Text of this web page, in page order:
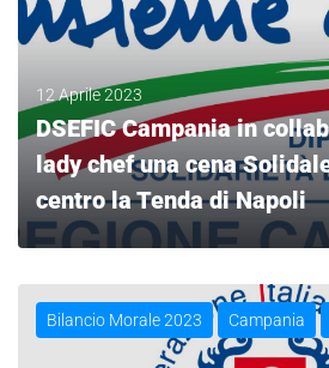
12 Aprile 2023
DSEFIC Campania in
lady chef una cena
centro la Tenda di Napoli
LEGGI
Bilancio Morale 2023 Campania